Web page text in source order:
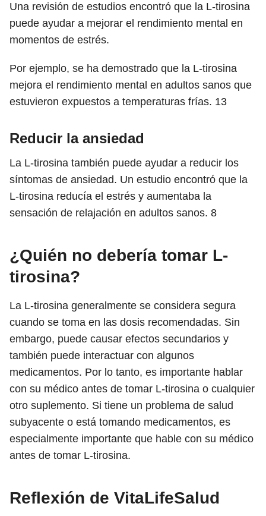
Una revisión de estudios encontró que la L-tirosina
puede ayudar a mejorar el rendimiento mental en
momentos de estrés.
Por ejemplo, se ha demostrado que la L-tirosina
mejora el rendimiento mental en adultos sanos que
estuvieron expuestos a temperaturas frías. 13
Reducir la ansiedad
La L-tirosina también puede ayudar a reducir los
síntomas de ansiedad. Un estudio encontró que la
L-tirosina reducía el estrés y aumentaba la
sensación de relajación en adultos sanos. 8
¿Quién no debería tomar L-
tirosina?
La L-tirosina generalmente se considera segura
cuando se toma en las dosis recomendadas. Sin
embargo, puede causar efectos secundarios y
también puede interactuar con algunos
medicamentos. Por lo tanto, es importante hablar
con su médico antes de tomar L-tirosina o cualquier
otro suplemento. Si tiene un problema de salud
subyacente o está tomando medicamentos, es
especialmente importante que hable con su médico
antes de tomar L-tirosina.
Reflexión de VitaLifeSalud